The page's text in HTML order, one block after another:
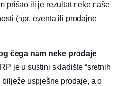
prišao ili je rezultat neke naše
(npr. eventa ili prodajne
čega nam neke prodaje
je u suštini skladište “sretnih
bilježe uspješne prodaje, a o